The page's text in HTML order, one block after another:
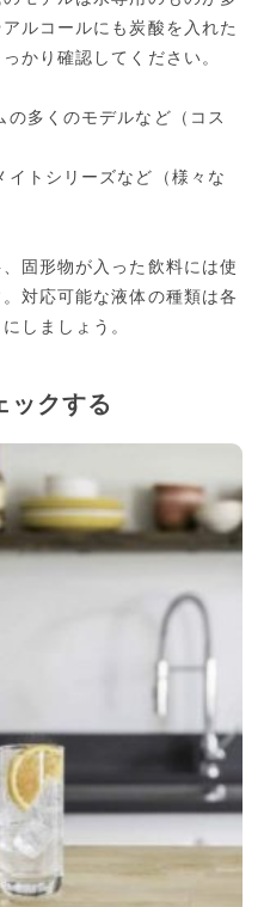
ルコールにも炭酸を入れた
かり確認してください。
くのモデルなど（コス
シリーズなど（様々な
固形物が入った飲料には使
対応可能な液体の種類は各
しましょう。
クする